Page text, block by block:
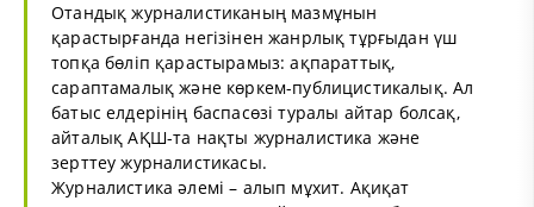
Отандық журналистиканың мазмұнын
қарастырғанда негізінен жанрлық тұрғыдан үш
топқа бөліп қарастырамыз: ақпараттық,
сараптамалық және көркем-публицистикалық. Ал
батыс елдерінің баспасөзі туралы айтар болсақ,
айталық АҚШ-та нақты журналистика және
зерттеу журналистикасы.
Журналистика әлемі – алып мұхит. Ақиқат